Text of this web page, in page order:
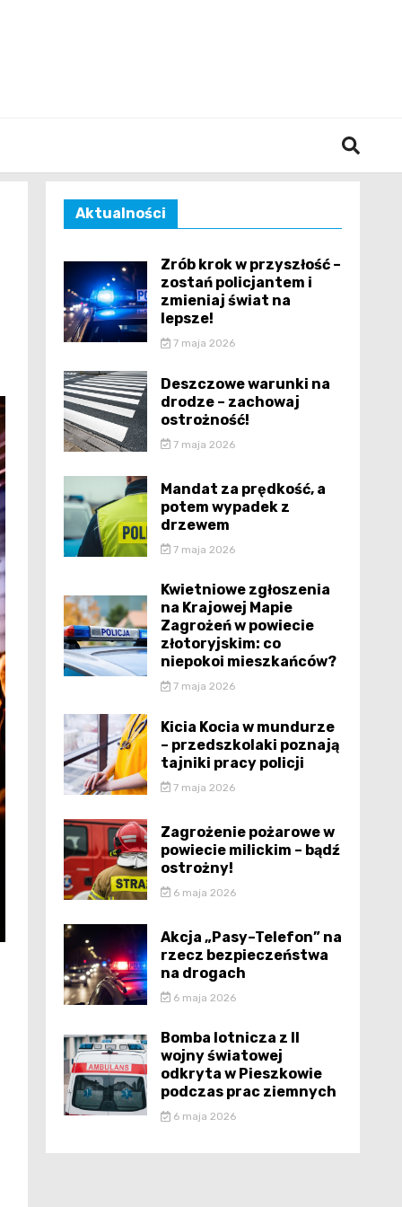
Aktualności
Zrób krok w przyszłość –
zostań policjantem i
zmieniaj świat na
lepsze!
7 maja 2026
Deszczowe warunki na
drodze – zachowaj
ostrożność!
7 maja 2026
Mandat za prędkość, a
potem wypadek z
drzewem
7 maja 2026
Kwietniowe zgłoszenia
na Krajowej Mapie
Zagrożeń w powiecie
złotoryjskim: co
niepokoi mieszkańców?
7 maja 2026
Kicia Kocia w mundurze
– przedszkolaki poznają
tajniki pracy policji
7 maja 2026
Zagrożenie pożarowe w
powiecie milickim – bądź
ostrożny!
6 maja 2026
Akcja „Pasy–Telefon” na
rzecz bezpieczeństwa
na drogach
6 maja 2026
Bomba lotnicza z II
wojny światowej
odkryta w Pieszkowie
podczas prac ziemnych
6 maja 2026